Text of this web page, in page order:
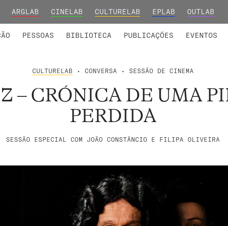
ARGLAB CINELAB CULTURELAB EPLAB OUTLAB
PESSOAS BIBLIOTECA PUBLICAÇÕES EVENTOS
CULTURELAB • CONVERSA • SESSÃO DE CINEMA
– CRÓNICA DE UMA
PERDIDA
SESSÃO ESPECIAL COM JOÃO CONSTÂNCIO E FILIPA OLIVEIRA